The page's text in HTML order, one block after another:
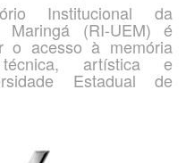
Institucional da
Maringá (RI-UEM) é
o acesso à memória
técnica, artística e
Estadual de